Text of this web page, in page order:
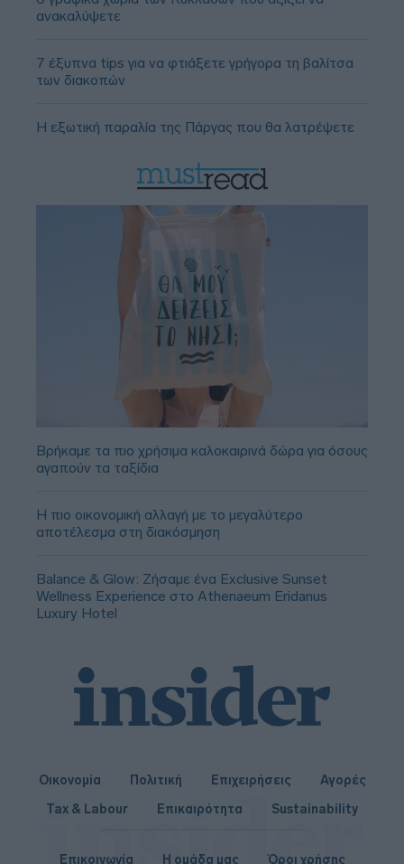
ανακαλύψετε
7 έξυπνα tips για να φτιάξετε γρήγορα τη βαλίτσα
των διακοπών
Η εξωτική παραλία της Πάργας που θα λατρέψετε
Βρήκαμε τα πιο χρήσιμα καλοκαιρινά δώρα για όσους
αγαπούν τα ταξίδια
Η πιο οικονομική αλλαγή με το μεγαλύτερο
αποτέλεσμα στη διακόσμηση
Balance & Glow: Ζήσαμε ένα Exclusive Sunset
Wellness Experience στο Athenaeum Eridanus
Luxury Hotel
Οικονομία Πολιτική Επιχειρήσεις
Αγορές
Tax & Labour
Επικαιρότητα Sustainability
Επικοινωνία Η ομάδα μας Όροι χρήσης